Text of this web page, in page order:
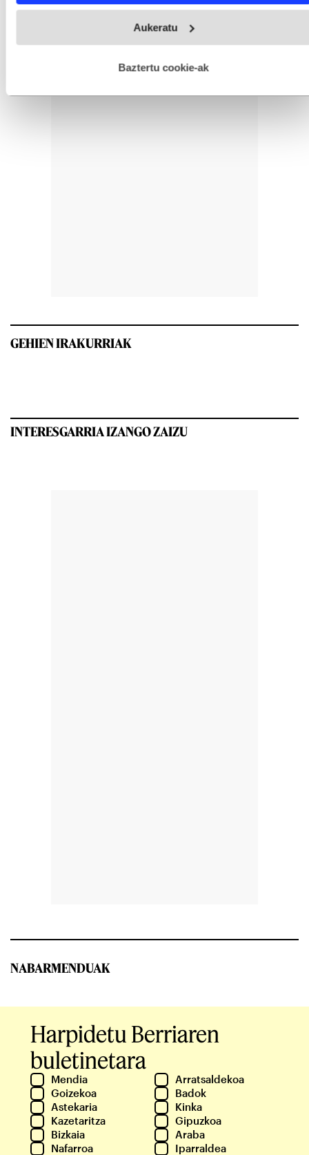
fitxategiak erabiltzen ditu. Zure esperientzia eta zerbitzuak
esplizitua ematen diguzu.Gehiago irakurri
Aukeratu
Baztertu cookie-ak
GEHIEN IRAKURRIAK
INTERESGARRIA IZANGO ZAIZU
NABARMENDUAK
Harpidetu Berriaren
buletinetara
Mendia
Arratsaldekoa
Goizekoa
Badok
Astekaria
Kinka
Kazetaritza
Gipuzkoa
Bizkaia
Araba
Nafarroa
Iparraldea